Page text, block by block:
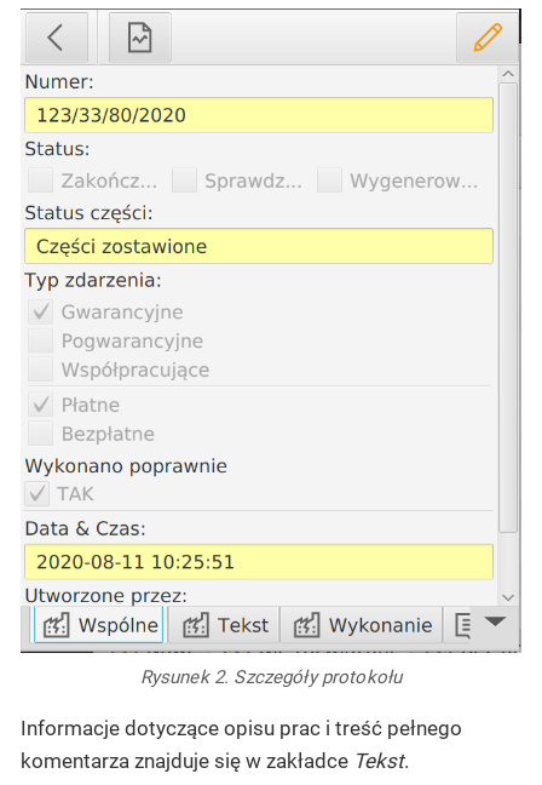
Rysunek 2. Szczegóły protokołu
Informacje dotyczące opisu prac i treść pełnego
komentarza znajduje się w zakładce Tekst.